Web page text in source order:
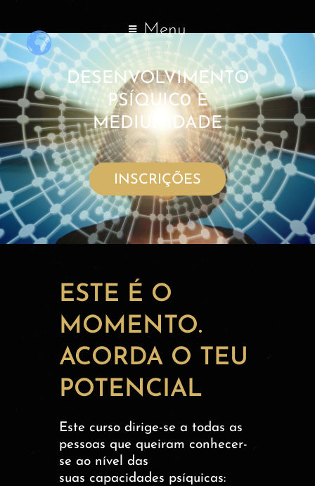
Menu
DESENVOLVIMENTO
PSÍQUIC0 E
MEDIUNIDADE
INSCRIÇÕES
ESTE É O
MOMENTO.
ACORDA O TEU
POTENCIAL
Este curso dirige-se a todas as
pessoas que queiram conhecer-
se ao nível das
suas capacidades psíquicas: